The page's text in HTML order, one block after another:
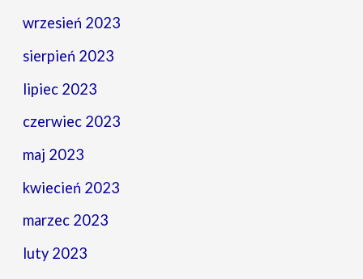
wrzesień 2023
sierpień 2023
lipiec 2023
czerwiec 2023
maj 2023
kwiecień 2023
marzec 2023
luty 2023